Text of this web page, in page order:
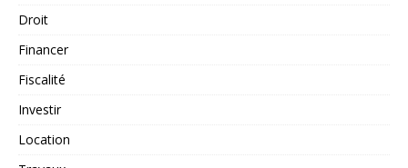
Droit
Financer
Fiscalité
Investir
Location